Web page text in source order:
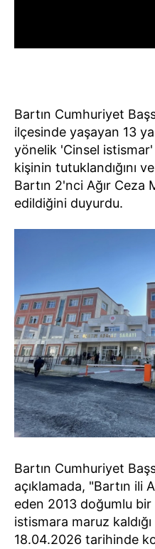
Bartın Cumhuriyet
ilçesinde yaşayan 13
yönelik 'Cinsel
kişinin tutuklandığını
Bartın 2'nci Ağır Ceza
edildiğini duyurdu.
Bartın Cumhuriyet
açıklamada, "Bartın ili
eden 2013 doğumlu
istismara maruz
18.04.2026 tarihinde